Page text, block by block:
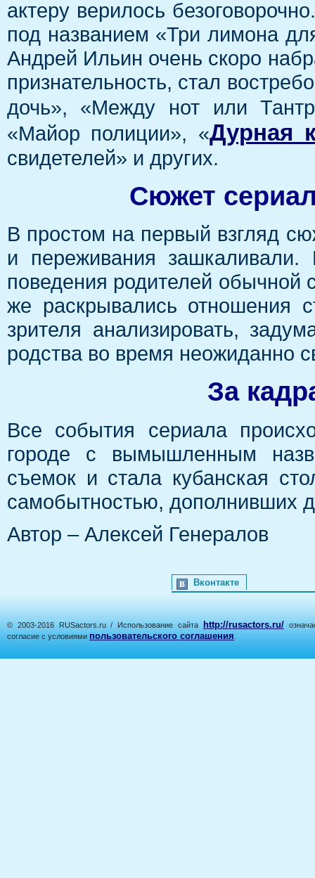
актеру верилось
под названием «Три лимона
Андрей Ильин очень скоро
признательность, стал
дочь», «Между нот или
«Майор полиции», «Дурная
свидетелей» и других.
Сюжет
В простом на первый взгляд
и переживания
поведения родителей обычной
же раскрывались отношения
зрителя анализировать,
родства во время неожиданно
За
Все события сериала
городе с вымышленным
съемок и стала кубанская
самобытностью, дополнивших
Автор – Алексей Генералов
Вконтакте
© 2003-2016 RUSactors.ru / Использование сайта http://rusactors.ru/
согласие с условиями пользовательского соглашения